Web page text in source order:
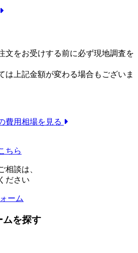
文をお受けする前に必ず現地調査を
は上記金額が変わる場合もございま
費用相場を見る
相談は、
ださい
ーム
ムを探す